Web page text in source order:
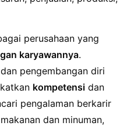
perusahaan yang
karyawannya.
pengembangan diri
kompetensi dan
pengalaman berkarir
dan minuman,